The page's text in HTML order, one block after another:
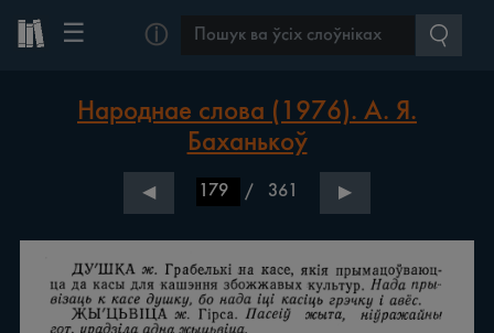
☰ ⓘ
Народнае слова (1976). А. Я.
Баханькоў
◀ / 361 ▶